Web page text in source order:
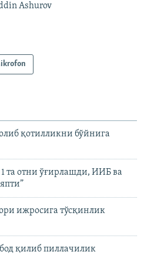
Ashurov
қотилликни бўйнига
1 та отни ўғирлашди, ИИБ ва
ижросига тўсқинлик
қилиб пиллачилик